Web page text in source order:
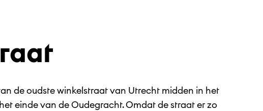
de oudste winkelstraat van Utrecht midden in het
einde van de Oudegracht. Omdat de straat er zo